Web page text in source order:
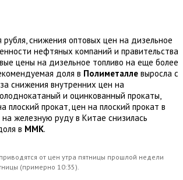
рубля, снижения оптовых цен на дизельное
нефтяных компаний и правительства
цены на дизельное топливо на еще более
доля в Полиметалле выросла с
снижения внутренних цен на
и оцинкованный прокаты,
плоский прокат, цен на плоский прокат в
железную руду в Китае снизилась
в ММК.
от цен утра пятницы прошлой недели
(примерно 10:35).